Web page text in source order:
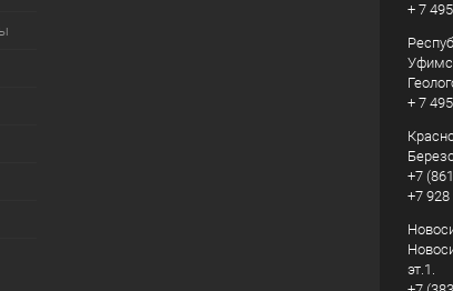
+ 7
+ 7
+7
+7 928
эт.1.